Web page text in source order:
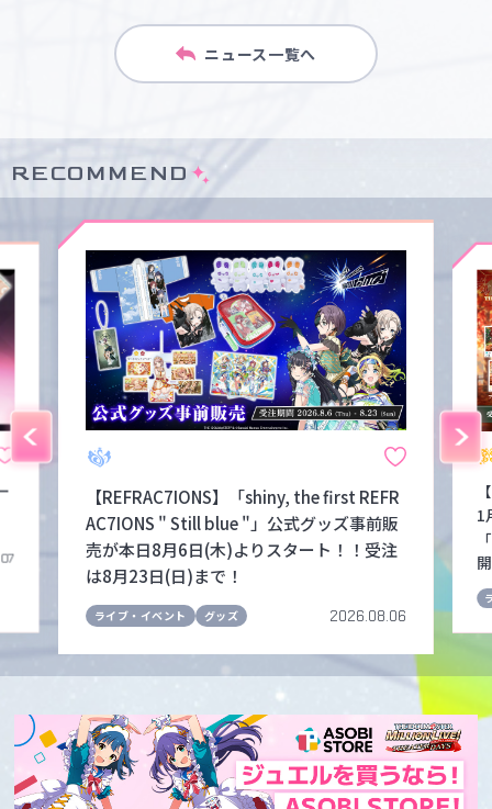
ニュース一覧へ
RECOMMEND
【REFRAC7IONS】「shiny, the first REFR
AC7IONS " Still blue "」公式グッズ事前販
売が本日8月6日(木)よりスタート！！受注
は8月23日(日)まで！
ライブ・イベント グッズ 2026.08.06
1